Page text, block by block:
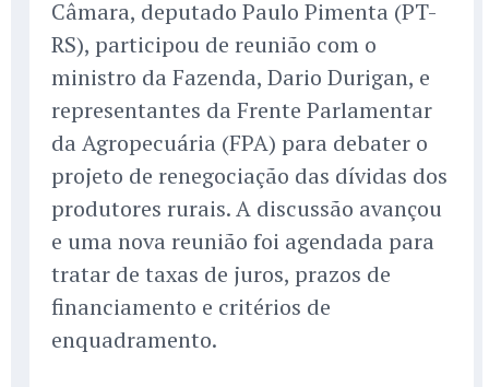
Câmara, deputado Paulo Pimenta (PT-
RS), participou de reunião com o
ministro da Fazenda, Dario Durigan, e
representantes da Frente Parlamentar
da Agropecuária (FPA) para debater o
projeto de renegociação das dívidas dos
produtores rurais. A discussão avançou
e uma nova reunião foi agendada para
tratar de taxas de juros, prazos de
financiamento e critérios de
enquadramento.